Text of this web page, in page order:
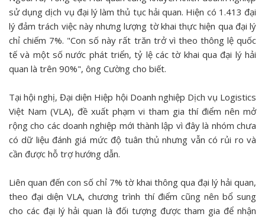
sử dụng dịch vụ đại lý làm thủ tục hải quan. Hiện có 1.413 đại
lý đảm trách việc này nhưng lượng tờ khai thực hiện qua đại lý
chỉ chiếm 7%. "Con số này rất trăn trở vì theo thông lệ quốc
tế và một số nước phát triển, tỷ lệ các tờ khai qua đại lý hải
quan là trên 90%", ông Cường cho biết.
Tại hội nghị, Đại diện Hiệp hội Doanh nghiệp Dịch vụ Logistics
Việt Nam (VLA), đề xuất phạm vi tham gia thí điểm nên mở
rộng cho các doanh nghiệp mới thành lập vì đây là nhóm chưa
có dữ liệu đánh giá mức độ tuân thủ nhưng vẫn có rủi ro và
cần được hỗ trợ hướng dẫn.
Liên quan đến con số chỉ 7% tờ khai thông qua đại lý hải quan,
theo đại diện VLA, chương trình thí điểm cũng nên bổ sung
cho các đại lý hải quan là đối tượng được tham gia để nhận